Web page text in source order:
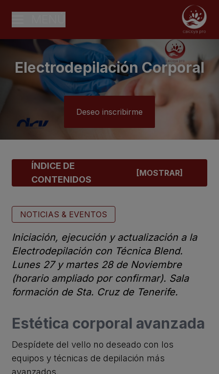
Electrodepilación Corporal
Deseo inscribirme
ÍNDICE DE
CONTENIDOS
NOTICIAS & EVENTOS
Iniciación, ejecución y actualización a la
Electrodepilación con Técnica Blend.
Lunes 27 y martes 28 de Noviembre
(horario ampliado por confirmar). Sala
formación de Sta. Cruz de Tenerife.
Estética corporal avanzada
Despídete del vello no deseado con los
equipos y técnicas de depilación más
avanzados.